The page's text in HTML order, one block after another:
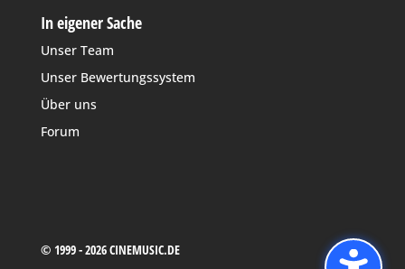
In eigener Sache
Unser Team
Unser Bewertungssystem
Über uns
Forum
© 1999 - 2026 CINEMUSIC.DE